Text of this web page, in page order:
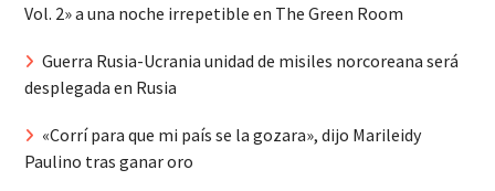
Vol. 2» a una noche irrepetible en The Green Room
Guerra Rusia-Ucrania unidad de misiles norcoreana será
desplegada en Rusia
«Corrí para que mi país se la gozara», dijo Marileidy
Paulino tras ganar oro